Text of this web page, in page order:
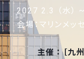
2027 2.3 （水） ~
会場： マリンメッ
主催 ： ［九